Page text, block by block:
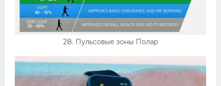
28. Пульсовые зоны Полар